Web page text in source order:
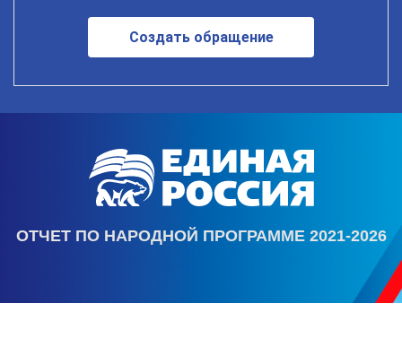
Создать обращение
ОТЧЕТ ПО НАРОДНОЙ ПРОГРАММЕ 2021-2026